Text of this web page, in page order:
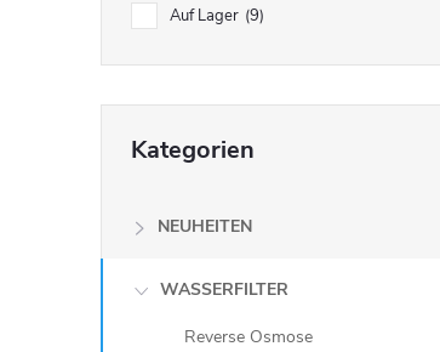
l
e
s
Auf Lager 9
überspringen
Kategorien
NEUHEITEN
WASSERFILTER
Reverse Osmose